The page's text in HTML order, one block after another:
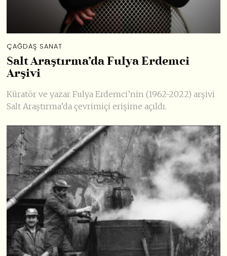
ÇAĞDAŞ SANAT
Salt Araştırma’da Fulya Erdemci
Arşivi
Küratör ve yazar Fulya Erdemci’nin (1962-2022) arşivi
Salt Araştırma’da çevrimiçi erişime açıldı.